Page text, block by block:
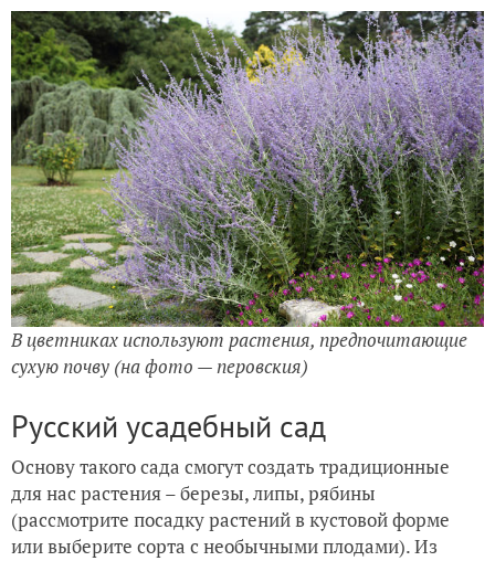
В цветниках используют растения, предпочитающие
сухую почву (на фото — перовския)
Русский усадебный сад
Основу такого сада смогут создать традиционные
для нас растения – березы, липы, рябины
(рассмотрите посадку растений в кустовой форме
или выберите сорта с необычными плодами). Из